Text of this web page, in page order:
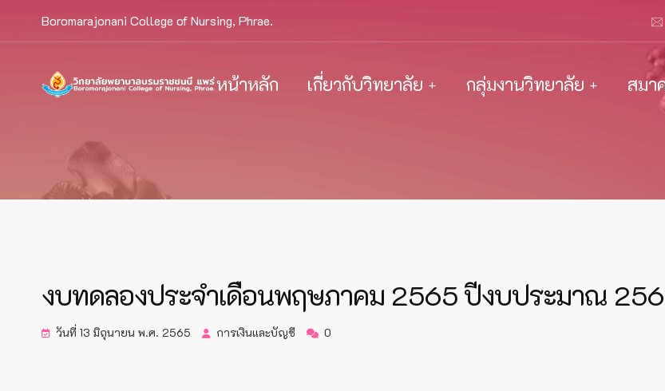
Boromarajonani College of Nursing, Phrae.
หน้าหลัก เกี่ยวกับวิทยาลัย กลุ่มงานวิทยาลัย สมา
งบทดลองประจำเดือนพฤษภาคม 2565 ปีงบประมาณ
วันที่ 13 มิถุนายน พ.ศ. 2565 การเงินและบัญชี 0